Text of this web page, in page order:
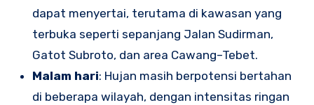
dapat menyertai, terutama di kawasan yang
terbuka seperti sepanjang Jalan Sudirman,
Gatot Subroto, dan area Cawang–Tebet.
Malam hari: Hujan masih berpotensi bertahan
di beberapa wilayah, dengan intensitas ringan